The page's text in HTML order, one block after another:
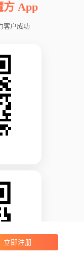
方 App
客户成功
立即注册